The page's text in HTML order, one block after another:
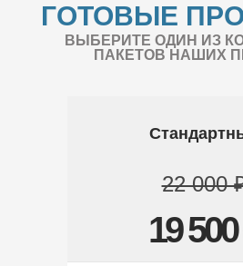
ГОТОВЫЕ
ВЫБЕРИТЕ ОДИН ИЗ
ПАКЕТОВ НАШИХ
22 000
19